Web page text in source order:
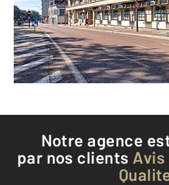
Envoyer
Notre agence
par nos clients